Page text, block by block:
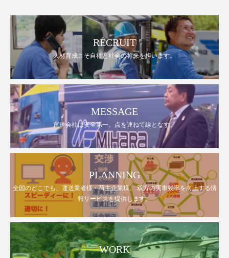
RECRUIT
人材育成こそ自社と社会の将来を担います。
MESSAGE
運送会社は安全第一。点を連ねて線となす。
PLANNING
全国のどこでも、運送業者様・荷主企業様、 双方の実車効率を向上する情
報サービスを提供します。
WORK